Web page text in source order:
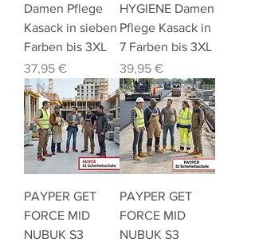
Damen Pflege
Kasack in sieben
Farben bis 3XL
Preis
37,95 €
HYGIENE Damen
Pflege Kasack in
7 Farben bis 3XL
Preis
39,95 €
PAYPER GET
FORCE MID
NUBUK S3
PAYPER GET
FORCE MID
NUBUK S3